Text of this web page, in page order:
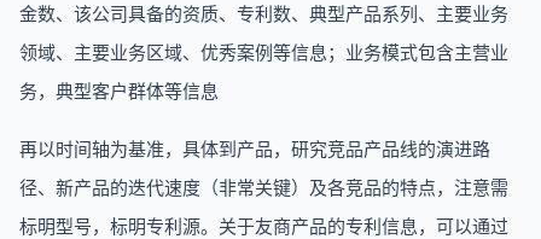
金数、该公司具备的资质、专利数、典型产品系列、主要业务
领域、主要业务区域、优秀案例等信息；业务模式包含主营业
务，典型客户群体等信息
再以时间轴为基准，具体到产品，研究竞品产品线的演进路
径、新产品的迭代速度（非常关键）及各竞品的特点，注意需
标明型号，标明专利源。关于友商产品的专利信息，可以通过